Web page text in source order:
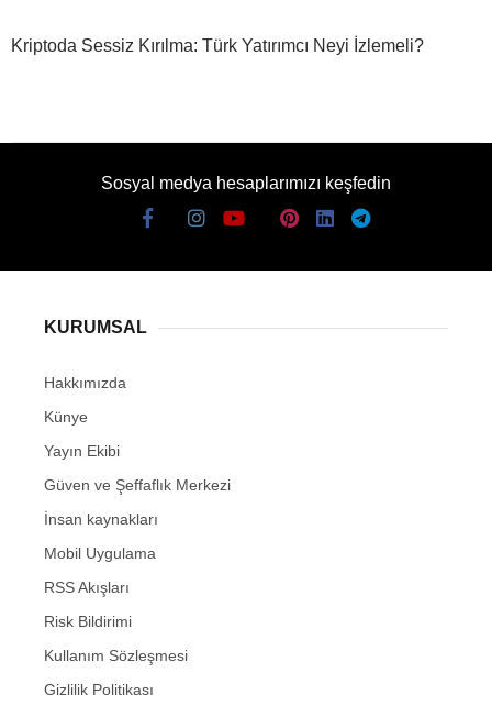
Kriptoda Sessiz Kırılma: Türk Yatırımcı Neyi İzlemeli?
Sosyal medya hesaplarımızı keşfedin
KURUMSAL
Hakkımızda
Künye
Yayın Ekibi
Güven ve Şeffaflık Merkezi
İnsan kaynakları
Mobil Uygulama
RSS Akışları
Risk Bildirimi
Kullanım Sözleşmesi
Gizlilik Politikası